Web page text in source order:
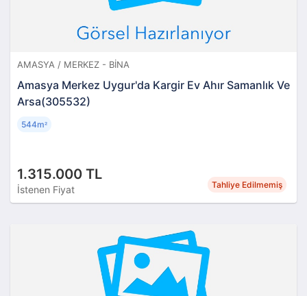
AMASYA / MERKEZ - BINA
Amasya Merkez Uygur'da Kargir Ev Ahır Samanlık Ve
Arsa(305532)
1.315.000 TL
İstenen Fiyat Tahliye Edilmemiş
544m²